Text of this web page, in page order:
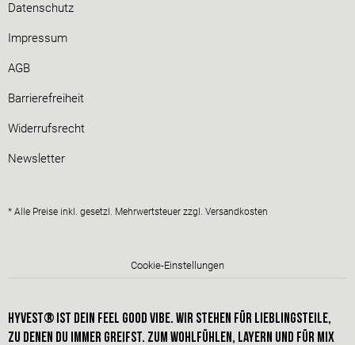
Datenschutz
Impressum
AGB
Barrierefreiheit
Widerrufsrecht
Newsletter
* Alle Preise inkl. gesetzl. Mehrwertsteuer zzgl. Versandkosten
Cookie-Einstellungen
HYVEST® IST dein FEEL GOOD VIBE. Wir stehen für Lieblingsteile,
zu denen du immer greifst. Zum Wohlfühlen, Layern und für Mix